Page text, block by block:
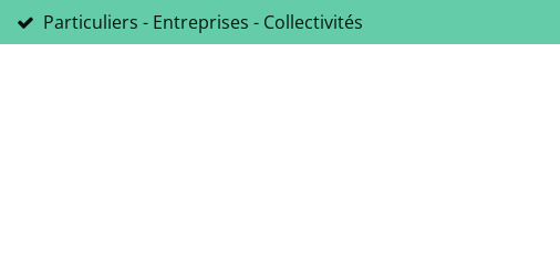
Particuliers - Entreprises - Collectivités